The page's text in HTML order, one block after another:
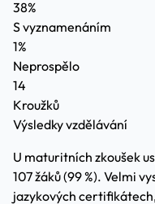
38%
S vyznamenáním
1%
Neprospělo
14
Kroužků
Výsledky vzdělávání
U maturitních zkoušek
107 žáků (99 %). Velmi
jazykových